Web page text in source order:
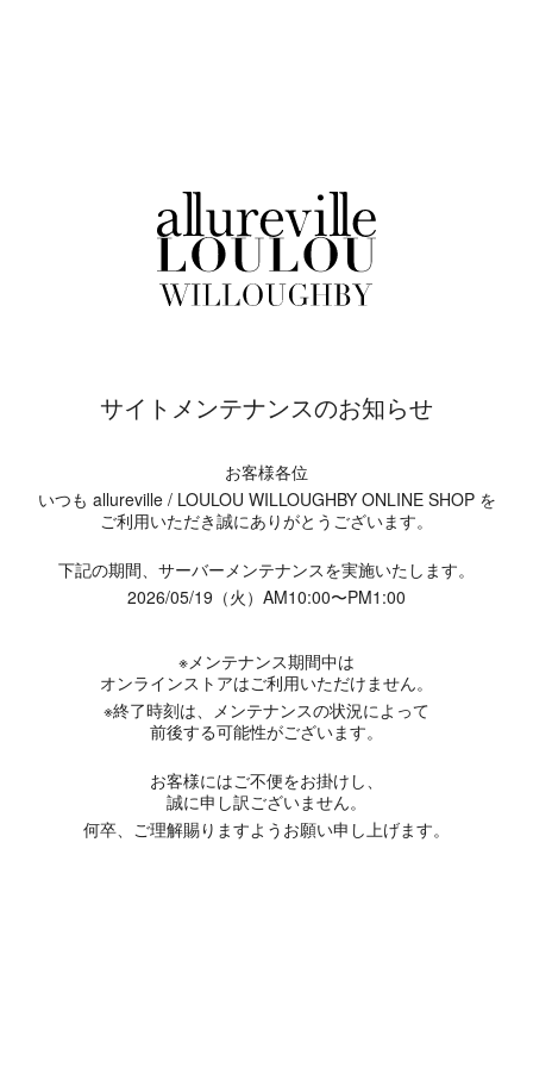
サイトメンテナンスのお知らせ
お客様各位
いつも allureville / LOULOU WILLOUGHBY ONLINE SHOP を
ご利用いただき誠にありがとうございます。
下記の期間、サーバーメンテナンスを実施いたします。
2026/05/19（火）AM10:00〜PM1:00
※メンテナンス期間中は
オンラインストアはご利用いただけません。
※終了時刻は、メンテナンスの状況によって
前後する可能性がございます。
お客様にはご不便をお掛けし、
誠に申し訳ございません。
何卒、ご理解賜りますようお願い申し上げます。